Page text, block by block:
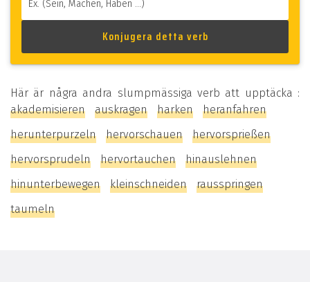
Här är några andra slumpmässiga verb att upptäcka :
akademisieren
auskragen harken
heranfahren
herunterpurzeln
hervorschauen
hervorsprießen
hervorsprudeln
hervortauchen
hinauslehnen
hinunterbewegen
kleinschneiden
rausspringen
taumeln